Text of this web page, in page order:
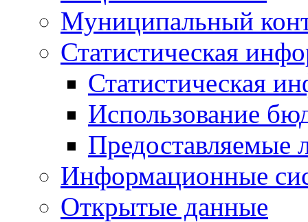
Муниципальный
Статистическая
Статистическая
Использование
Предоставляемые
Информационные
Открытые данные